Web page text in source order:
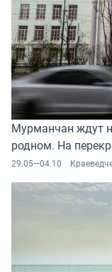
Мурманчан ждут
родном. На
29.05—04.10